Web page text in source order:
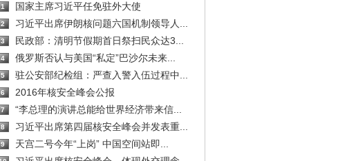
1 国家主席习近平任免驻外大使
2 习近平出席伊朗核问题六国机制领导人...
3 民政部：清明节假期首日祭扫民众达3...
4 俄罗斯否认与美国“私定”巴沙尔未来...
5 驻公安部纪检组：严查入警入伍过程中...
6 2016年核安全峰会公报
7 “李总理的演讲总能给世界经济带来信...
8 习近平出席第四届核安全峰会并发表重...
9 天宫二号今年“上岗” 中国空间站即...